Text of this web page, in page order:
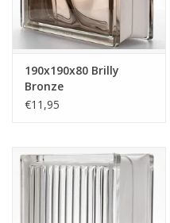
190x190x80 Brilly
Bronze
€11,95